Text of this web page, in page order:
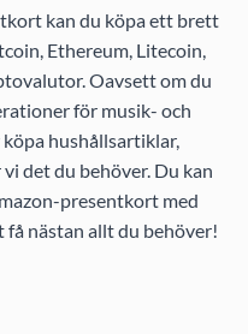
kan du köpa ett brett
Ethereum, Litecoin,
Oavsett om du
för musik- och
hushållsartiklar,
det du behöver. Du kan
presentkort med
nästan allt du behöver!